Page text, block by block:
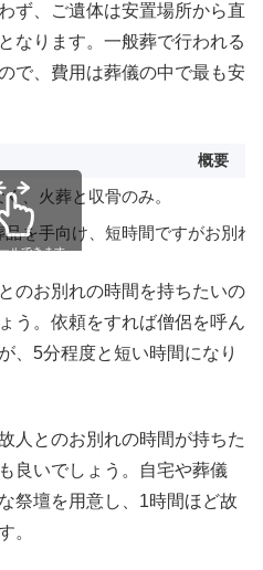
ず、ご遺体は安置場所から直
なります。一般葬で行われる
で、費用は葬儀の中で最も安
概要
、火葬と収骨のみ。
を手向け、短時間ですがお別
ルできます
のお別れの時間を持ちたいの
う。依頼をすれば僧侶を呼ん
、5分程度と短い時間になり
人とのお別れの時間が持ちた
良いでしょう。自宅や葬儀
祭壇を用意し、1時間ほど故
。